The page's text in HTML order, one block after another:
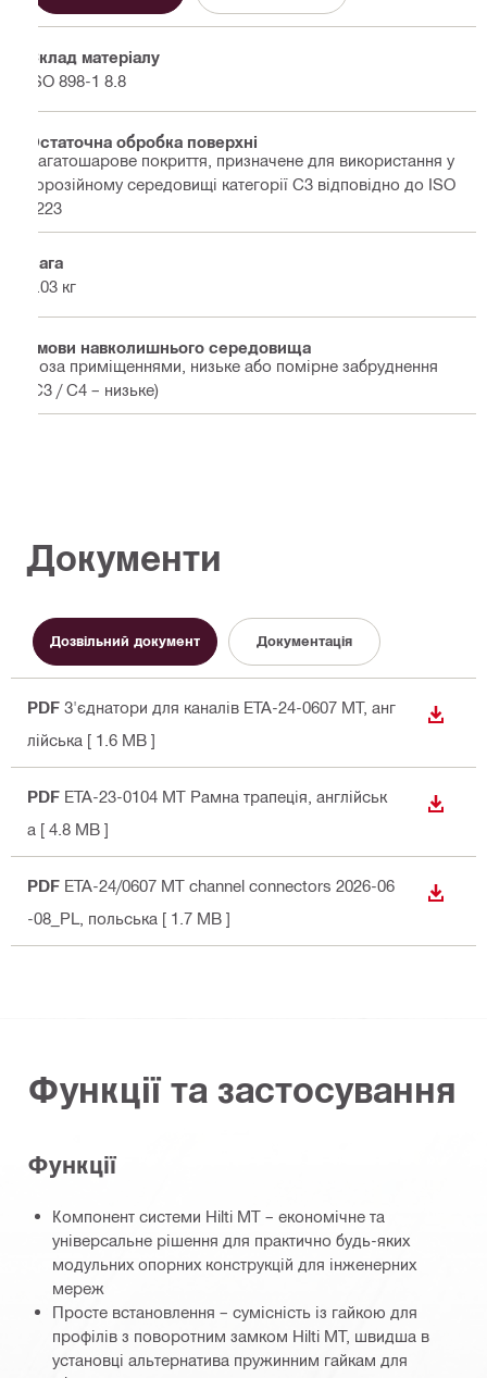
Склад матеріалу
ISO 898-1 8.8
Остаточна обробка поверхні
Багатошарове покриття, призначене для використання у
корозійному середовищі категорії C3 відповідно до ISO
9223
Вага
0.03 кг
Умови навколишнього середовища
Поза приміщеннями, низьке або помірне забруднення
(C3 / C4 – низьке)
Документи
Дозвільний документ Документація
PDF З'єднатори для каналів ETA-24-0607 MT, анг
лійська [ 1.6 MB ]
PDF ETA-23-0104 MT Рамна трапеція , англійськ
а [ 4.8 MB ]
PDF ETA-24/0607 MT channel connectors 2026-06
-08_PL
, польська [ 1.7 MB ]
Функції та застосування
Функції
Компонент системи Hilti MT – економічне та
універсальне рішення для практично будь-яких
модульних опорних конструкцій для інженерних
мереж
Просте встановлення – сумісність із гайкою для
профілів з поворотним замком Hilti MT, швидша в
установці альтернатива пружинним гайкам для